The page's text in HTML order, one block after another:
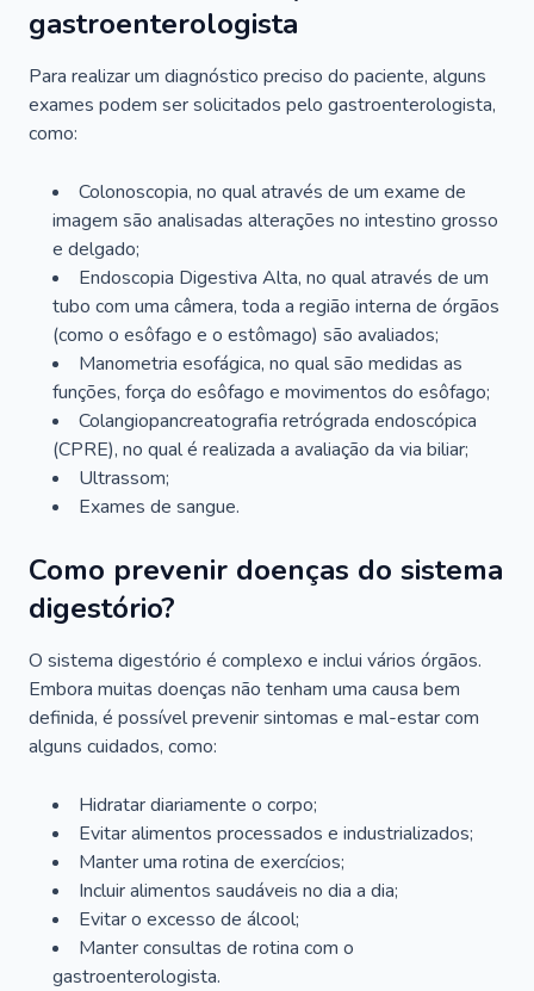
gastroenterologista
Para realizar um diagnóstico preciso do paciente, alguns
exames podem ser solicitados pelo gastroenterologista,
como:
Colonoscopia, no qual através de um exame de
imagem são analisadas alterações no intestino grosso
e delgado;
Endoscopia Digestiva Alta, no qual através de um
tubo com uma câmera, toda a região interna de órgãos
(como o esôfago e o estômago) são avaliados;
Manometria esofágica, no qual são medidas as
funções, força do esôfago e movimentos do esôfago;
Colangiopancreatografia retrógrada endoscópica
(CPRE), no qual é realizada a avaliação da via biliar;
Ultrassom;
Exames de sangue.
Como prevenir doenças do sistema
digestório?
O sistema digestório é complexo e inclui vários órgãos.
Embora muitas doenças não tenham uma causa bem
definida, é possível prevenir sintomas e mal-estar com
alguns cuidados, como:
Hidratar diariamente o corpo;
Evitar alimentos processados e industrializados;
Manter uma rotina de exercícios;
Incluir alimentos saudáveis no dia a dia;
Evitar o excesso de álcool;
Manter consultas de rotina com o
gastroenterologista.